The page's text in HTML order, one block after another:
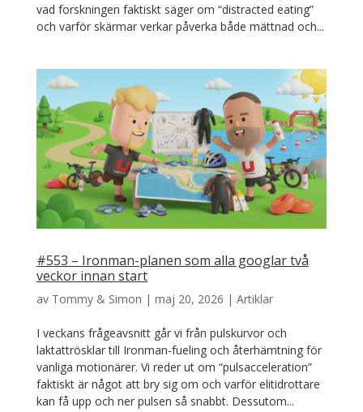
vad forskningen faktiskt säger om “distracted eating”
och varför skärmar verkar påverka både mättnad och...
#553 – Ironman-planen som alla googlar två
veckor innan start
av Tommy & Simon | maj 20, 2026 | Artiklar
I veckans frågeavsnitt går vi från pulskurvor och
laktattrösklar till Ironman-fueling och återhämtning för
vanliga motionärer. Vi reder ut om “pulsacceleration”
faktiskt är något att bry sig om och varför elitidrottare
kan få upp och ner pulsen så snabbt. Dessutom...